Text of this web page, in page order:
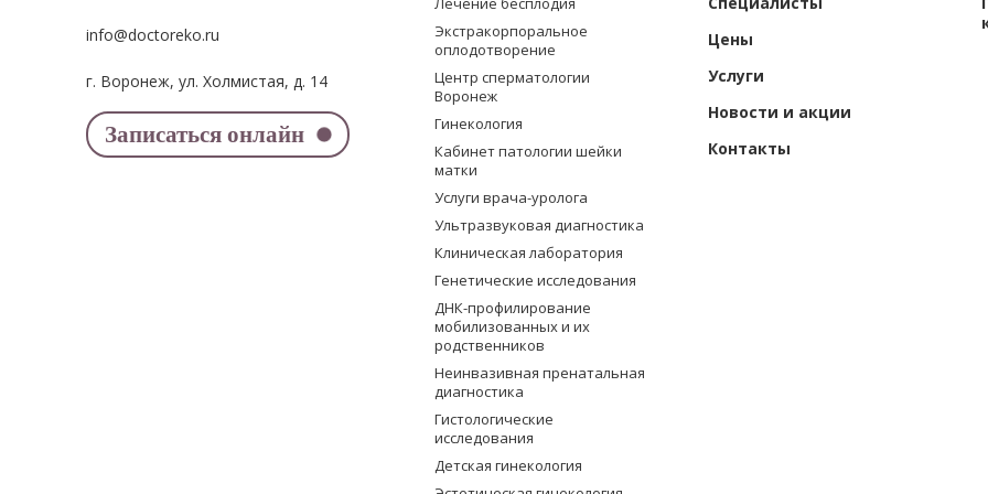
info@doctoreko.ru
г. Воронеж, ул. Холмистая, д. 14
Записаться онлайн
Экстракорпоральное
оплодотворение
Центр сперматологии
Воронеж
Гинекология
Кабинет патологии шейки
матки
Услуги врача-уролога
Ультразвуковая диагностика
Клиническая лаборатория
Генетические исследования
ДНК-профилирование
мобилизованных и их
родственников
Неинвазивная пренатальная
диагностика
Гистологические
исследования
Детская гинекология
Цены
Услуги
Новости и акции
Контакты